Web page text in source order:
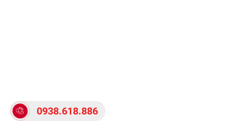
0938.618.886